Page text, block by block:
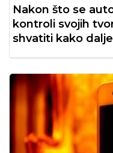
Nakon što se
kontroli svojih
shvatiti kako